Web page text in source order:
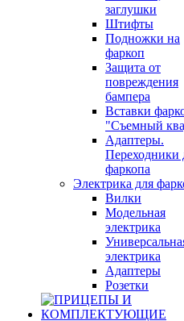
заглушки
Штифты
Подножки на
фаркоп
Защита от
повреждения
бампера
Вставки
"Съемный
Адаптеры.
Переходники
фаркопа
Электрика для
Вилки
Модельная
электрика
электрика
Адаптеры
Розетки